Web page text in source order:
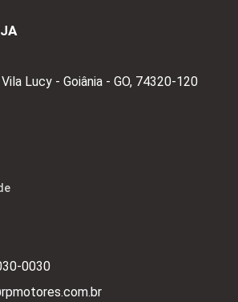
Lucy - Goiânia - GO, 74320-120
0030